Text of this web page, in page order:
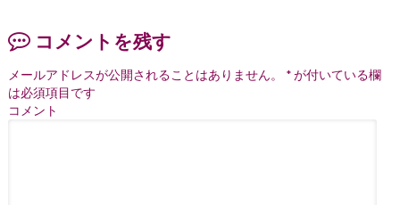
コメントを残す
メールアドレスが公開されることはありません。 *が付いている欄
は必須項目です
コメント